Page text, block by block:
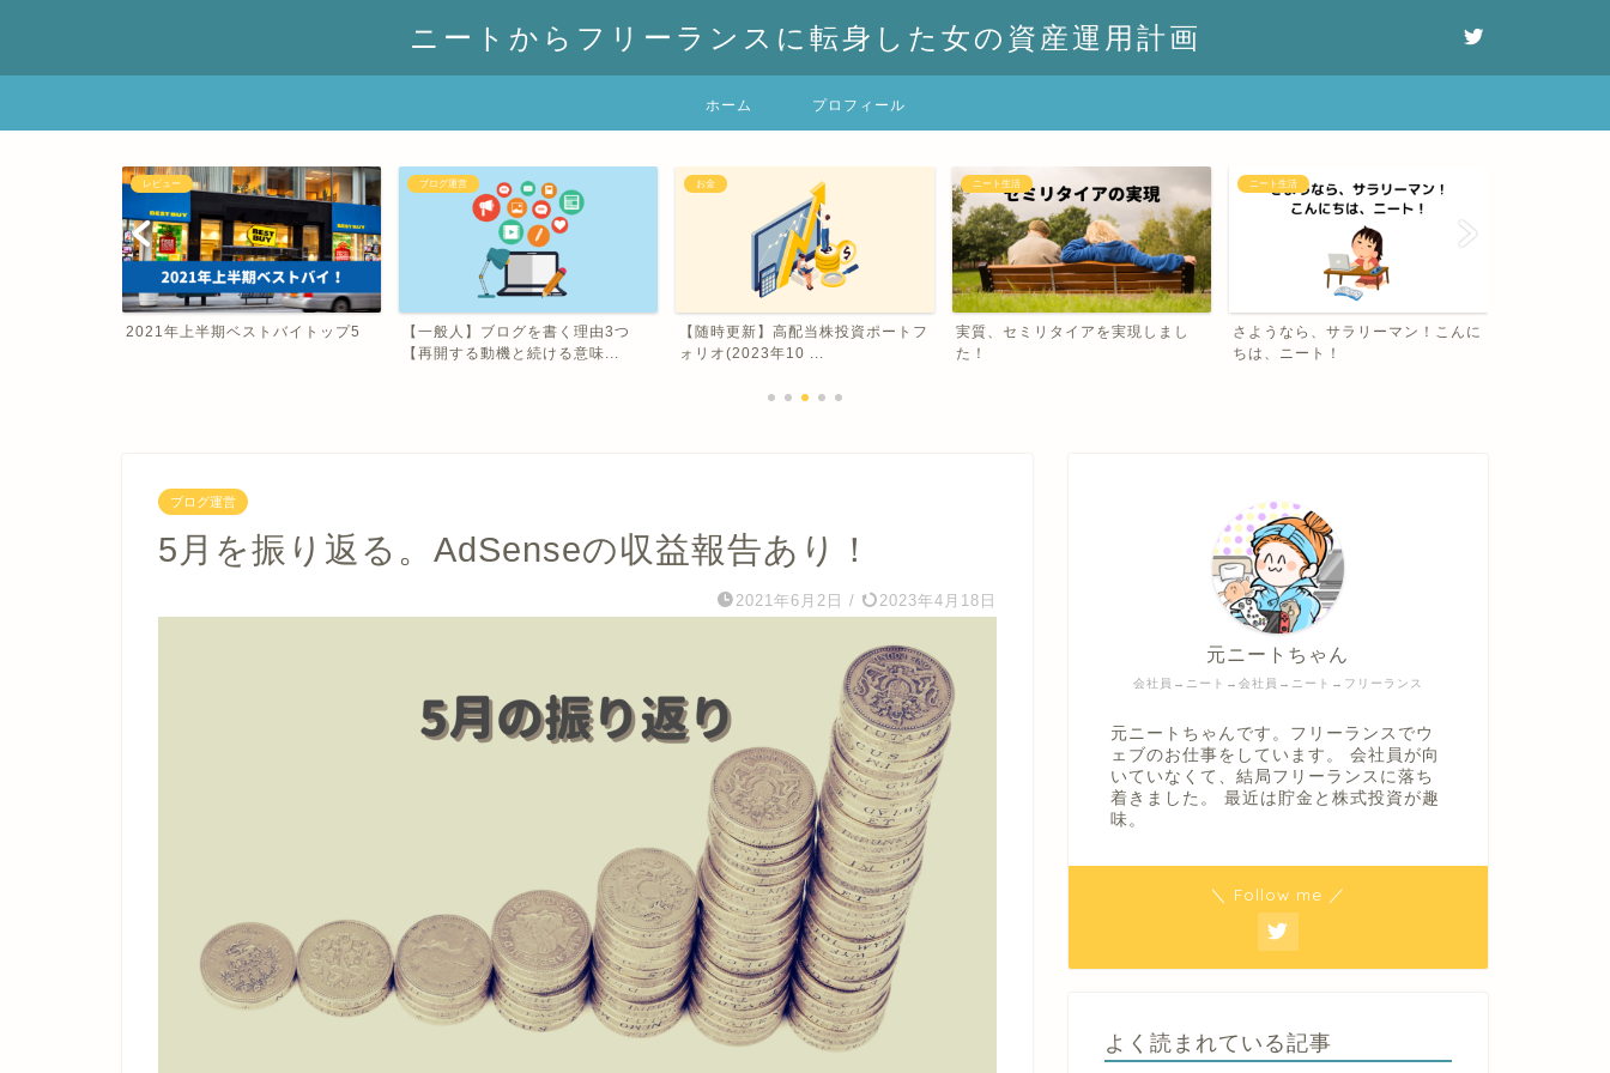
ニートからフリーランスに転身した女の資産運用計画
ホーム プロフィール
レビュー
2021年上半期ベストバイトップ5
ブログ運営
【一般人】ブログを書く理由3つ
【再開する動機と続ける意味...
お金
【随時更新】高配当株投資ポートフ
ォリオ(2023年10 ...
ニート生活
実質、セミリタイアを実現しまし
た！
ニート生活
さようなら、サラリーマン！こんに
ちは、ニート！
ブログ運営
5月を振り返る。AdSenseの収益報告あり！
2021年6月2日 / 2023年4月18日
会社員→ニート→会社員→ニート→フリーランス
元ニートちゃん
元ニートちゃんです。フリーランスでウ
ェブのお仕事をしています。 会社員が向
いていなくて、結局フリーランスに落ち
着きました。 最近は貯金と株式投資が趣
味。
＼ Follow me ／
よく読まれている記事